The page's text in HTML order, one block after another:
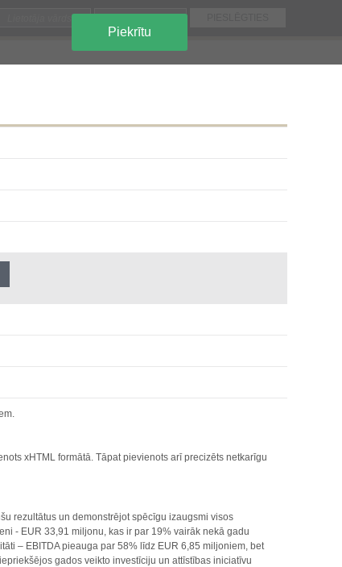
Piekrītu
xHTML formātā. Tāpat pievienots arī precizēts netkarīgu
rezultātus un demonstrējot spēcīgu izaugsmi visos
- EUR 33,91 miljonu, kas ir par 19% vairāk nekā gadu
– EBITDA pieauga par 58% līdz EUR 6,85 miljoniem, bet
gados veikto investīciju un attīstības iniciatīvu